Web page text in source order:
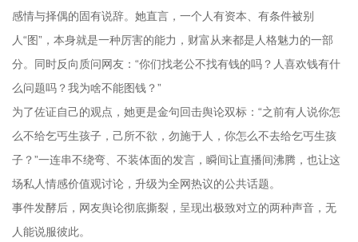
感情与择偶的固有说辞。她直言，一个人有资本、有条件被别
人“图”，本身就是一种厉害的能力，财富从来都是人格魅力的一部
分。同时反向质问网友：“你们找老公不找有钱的吗？人喜欢钱有什
么问题吗？我为啥不能图钱？”
为了佐证自己的观点，她更是金句回击舆论双标：“之前有人说你怎
么不给乞丐生孩子，己所不欲，勿施于人，你怎么不去给乞丐生孩
子？”一连串不绕弯、不装体面的发言，瞬间让直播间沸腾，也让这
场私人情感价值观讨论，升级为全网热议的公共话题。
事件发酵后，网友舆论彻底撕裂，呈现出极致对立的两种声音，无
人能说服彼此。